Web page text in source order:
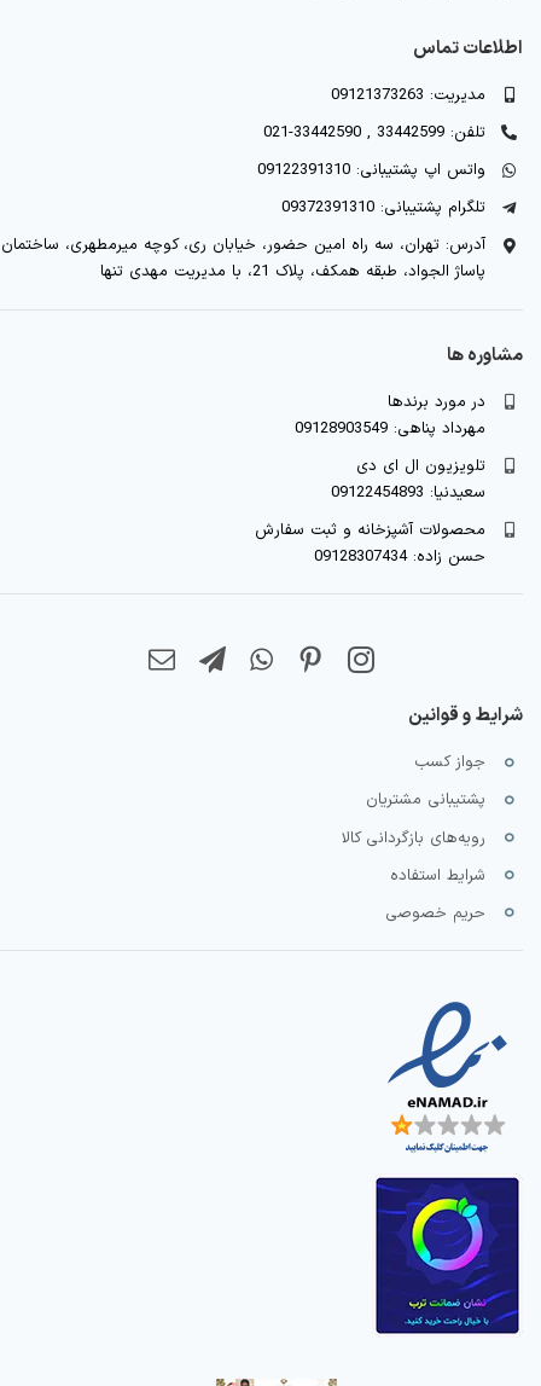
اطلاعات تماس
مدیریت: 09121373263
تلفن: 33442599 , 33442590-021
واتس اپ پشتیبانی: 09122391310
تلگرام پشتیبانی: 09372391310
آدرس: تهران، سه راه امین حضور، خیابان ری، کوچه میرمطهری، ساختمان
پاساژ الجواد، طبقه همکف، پلاک 21، با مدیریت مهدی تنها
مشاوره ها
در مورد برندها
مهرداد پناهی: 09128903549
تلویزیون ال ای دی
سعیدنیا: 09122454893
محصولات آشپزخانه و ثبت سفارش
حسن زاده: 09128307434
شرایط و قوانین
جواز کسب
پشتیبانی مشتریان
رویه‌های بازگردانی کالا
شرایط استفاده
حریم خصوصی